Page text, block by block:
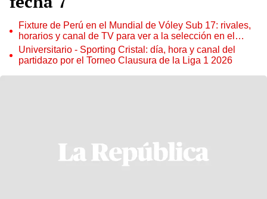
Fixture de Perú en el Mundial de Vóley Sub 17: rivales,
horarios y canal de TV para ver a la selección en el
torneo
Universitario - Sporting Cristal: día, hora y canal del
partidazo por el Torneo Clausura de la Liga 1 2026